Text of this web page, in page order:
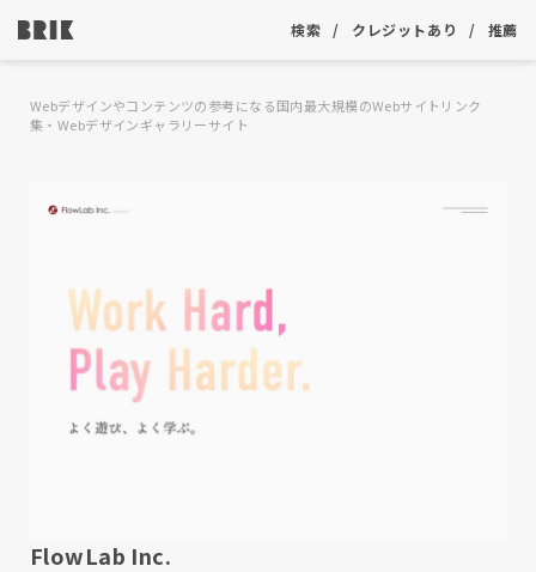
検索 クレジットあり 推薦
Webデザインやコンテンツの参考になる国内最大規模のWebサイトリンク
集・Webデザインギャラリーサイト
FlowLab Inc.